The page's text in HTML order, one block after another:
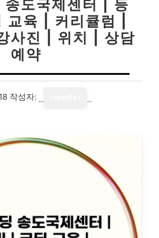
송도국제센터 | 등
육 | 커리큘럼 |
사진 | 위치 | 상담
예약
작성자: